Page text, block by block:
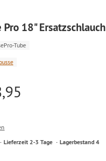
Pro 18" Ersatzschlauch
Tube
Lieferzeit 2-3 Tage Lagerbestand 4